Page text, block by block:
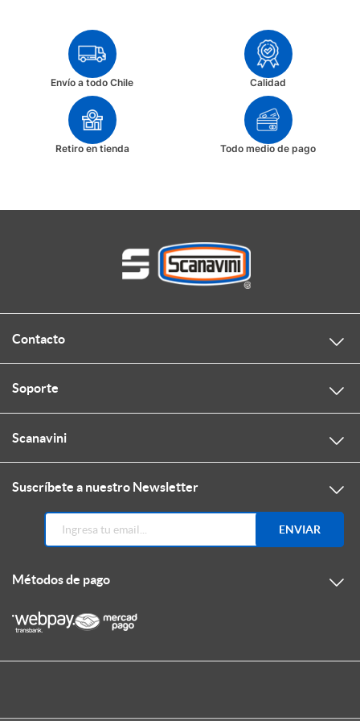
Envío a todo Chile Calidad
Retiro en tienda Todo medio de pago
Contacto
Soporte
Scanavini
Suscríbete a nuestro Newsletter
ENVIAR
Métodos de pago